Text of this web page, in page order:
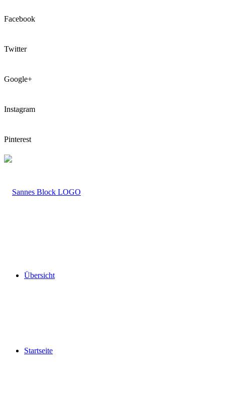
Facebook
Twitter
Google+
Instagram
Pinterest
LOGO
Übersicht
Startseite